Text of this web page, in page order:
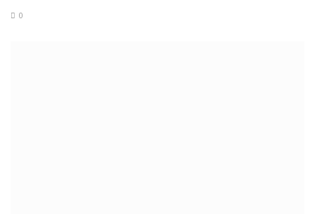
0